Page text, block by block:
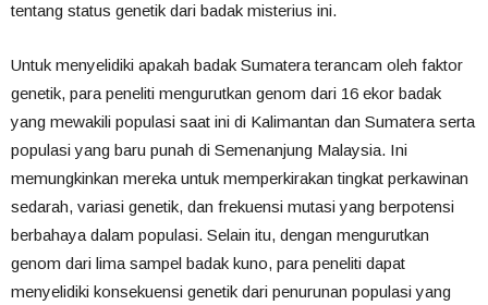
tentang status genetik dari badak misterius ini.
Untuk menyelidiki apakah badak Sumatera terancam oleh faktor
genetik, para peneliti mengurutkan genom dari 16 ekor badak
yang mewakili populasi saat ini di Kalimantan dan Sumatera serta
populasi yang baru punah di Semenanjung Malaysia. Ini
memungkinkan mereka untuk memperkirakan tingkat perkawinan
sedarah, variasi genetik, dan frekuensi mutasi yang berpotensi
berbahaya dalam populasi. Selain itu, dengan mengurutkan
genom dari lima sampel badak kuno, para peneliti dapat
menyelidiki konsekuensi genetik dari penurunan populasi yang